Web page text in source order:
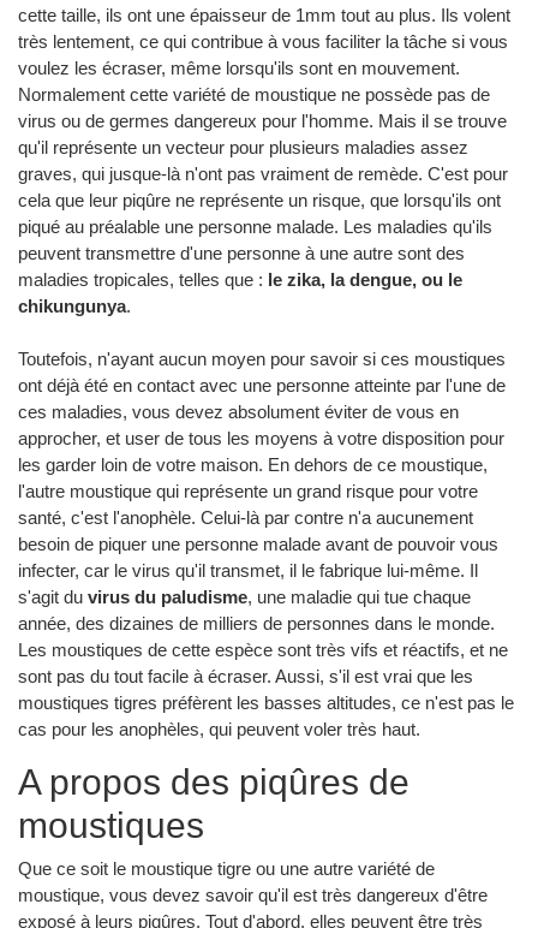
cette taille, ils ont une épaisseur de 1mm tout au plus. Ils volent
très lentement, ce qui contribue à vous faciliter la tâche si vous
voulez les écraser, même lorsqu'ils sont en mouvement.
Normalement cette variété de moustique ne possède pas de
virus ou de germes dangereux pour l'homme. Mais il se trouve
qu'il représente un vecteur pour plusieurs maladies assez
graves, qui jusque-là n'ont pas vraiment de remède. C'est pour
cela que leur piqûre ne représente un risque, que lorsqu'ils ont
piqué au préalable une personne malade. Les maladies qu'ils
peuvent transmettre d'une personne à une autre sont des
maladies tropicales, telles que : le zika, la dengue, ou le
chikungunya.
Toutefois, n'ayant aucun moyen pour savoir si ces moustiques
ont déjà été en contact avec une personne atteinte par l'une de
ces maladies, vous devez absolument éviter de vous en
approcher, et user de tous les moyens à votre disposition pour
les garder loin de votre maison. En dehors de ce moustique,
l'autre moustique qui représente un grand risque pour votre
santé, c'est l'anophèle. Celui-là par contre n'a aucunement
besoin de piquer une personne malade avant de pouvoir vous
infecter, car le virus qu'il transmet, il le fabrique lui-même. Il
s'agit du virus du paludisme, une maladie qui tue chaque
année, des dizaines de milliers de personnes dans le monde.
Les moustiques de cette espèce sont très vifs et réactifs, et ne
sont pas du tout facile à écraser. Aussi, s'il est vrai que les
moustiques tigres préfèrent les basses altitudes, ce n'est pas le
cas pour les anophèles, qui peuvent voler très haut.
A propos des piqûres de
moustiques
Que ce soit le moustique tigre ou une autre variété de
moustique, vous devez savoir qu'il est très dangereux d'être
exposé à leurs piqûres. Tout d'abord, elles peuvent être très